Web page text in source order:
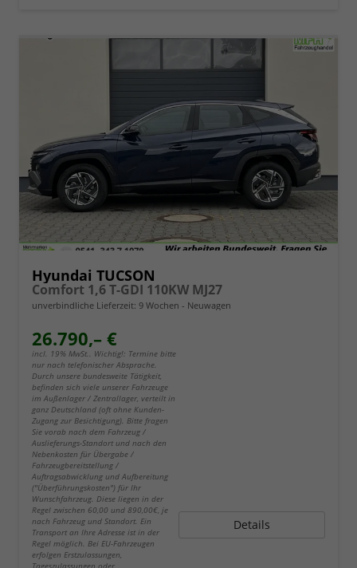
Hyundai TUCSON
Comfort 1,6 T-GDI 110KW MJ27
unverbindliche Lieferzeit: 9 Wochen Neuwagen
26.790,– €
incl. 19% MwSt.. Wichtig!: Termine bitte
nur nach telefonischer Absprache.
Durch unsere bundesweite Tätigkeit,
befinden sich viele unserer Fahrzeuge
im Außenlager / Zentrallager, verteilt in
ganz Deutschland (oft ohne Kunden-
Zugang zur Besichtigung). Bitte fragen
Sie vorab nach dem Fahrzeug /
Auslieferungs-Standort und nach den
Nebenkosten für Übergabe /
Fahrzeugbereitstellung /
Auftragsabwicklung und Aufbereitung
("Überführungskosten") für Ihr
Wunschfahrzeug. Diese liegen in der
Regel zwischen 60,00 und 890,00€, je
nach Fahrzeug und Standort. Ein
Transport an Ihre Adresse ist in der
Regel möglich. Bei EU-Fahrzeugen
erfolgen Erstzulassungen,
Details